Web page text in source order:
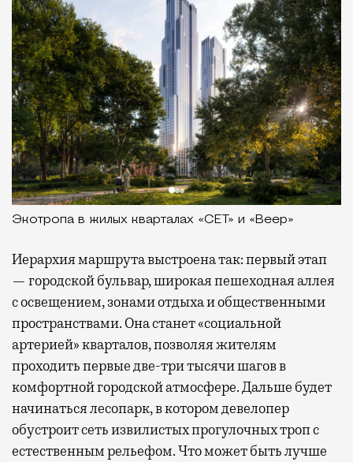
Экотропа в жилых кварталах «СЕТ» и «Веер»
Иерархия маршрута выстроена так: первый этап
— городской бульвар, широкая пешеходная аллея
с освещением, зонами отдыха и общественными
пространствами. Она станет «социальной
артерией» кварталов, позволяя жителям
проходить первые две-три тысячи шагов в
комфортной городской атмосфере. Дальше будет
начинаться лесопарк, в котором девелопер
обустроит сеть извилистых прогулочных троп с
естественным рельефом. Что может быть лучше